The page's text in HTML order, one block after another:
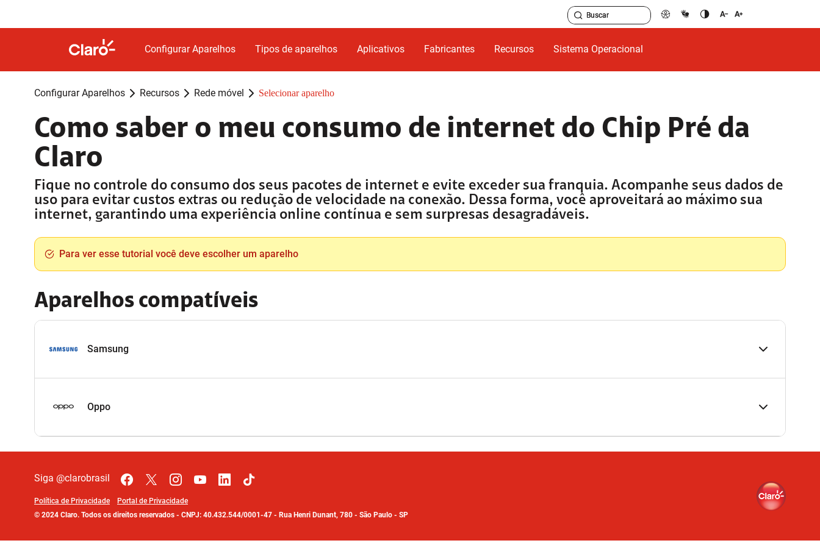
Configurar Aparelhos Tipos de aparelhos Aplicativos Fabricantes Recursos Sistema Operacional
Configurar Aparelhos Recursos Rede móvel Selecionar aparelho
Como saber o meu consumo de internet do Chip Pré da
Claro
Fique no controle do consumo dos seus pacotes de internet e evite exceder sua franquia. Acompanhe seus dados de
uso para evitar custos extras ou redução de velocidade na conexão. Dessa forma, você aproveitará ao máximo sua
internet, garantindo uma experiência online contínua e sem surpresas desagradáveis.
Para ver esse tutorial você deve escolher um aparelho
Aparelhos compatíveis
Samsung
Oppo
Siga @clarobrasil
Política de Privacidade
Portal de Privacidade
© 2024 Claro. Todos os direitos reservados - CNPJ: 40.432.544/0001-47 - Rua Henri Dunant, 780 - São Paulo - SP